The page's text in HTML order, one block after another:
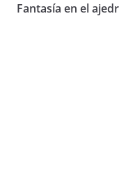
Fantasía en el